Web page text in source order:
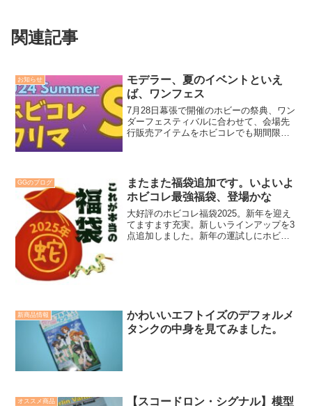
関連記事
お知らせ
モデラー、夏のイベントといえ
ば、ワンフェス
7月28日幕張で開催のホビーの祭典、ワン
ダーフェスティバルに合わせて、会場先
行販売アイテムをホビコレでも期間限定
GGのブログ
またまた福袋追加です。いよいよ
ホビコレ最強福袋、登場かな
大好評のホビコレ福袋2025。新年を迎え
てますます充実。新しいラインアップを3
点追加しました。新年の運試しにホビコ
新商品情報
かわいいエフトイズのデフォルメ
タンクの中身を見てみました。
オススメ商品
【スコードロン・シグナル】模型